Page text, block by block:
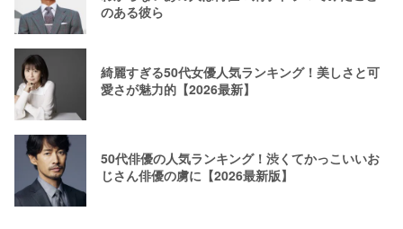
のある彼ら
綺麗すぎる50代女優人気ランキング！美しさと可
愛さが魅力的【2026最新】
50代俳優の人気ランキング！渋くてかっこいいお
じさん俳優の虜に【2026最新版】